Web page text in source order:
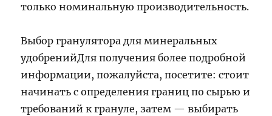
только номинальную производительность.
Выбор гранулятора для минеральных
удобренийДля получения более подробной
информации, пожалуйста, посетите: стоит
начинать с определения границ по сырью и
требований к грануле, затем — выбирать